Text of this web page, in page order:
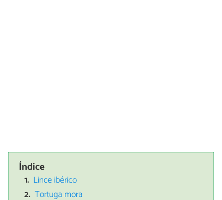
Índice
Lince ibérico
Tortuga mora